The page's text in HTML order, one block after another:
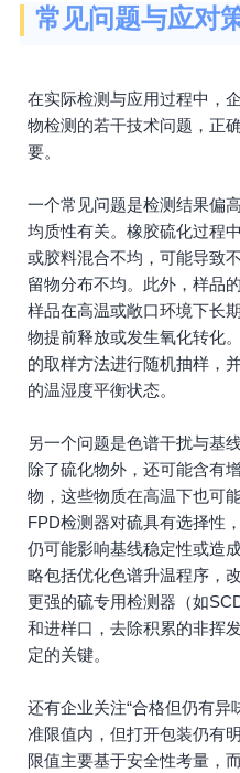
常见问题与应对
在实际检测与应用过程中，
物检测的若干技术问题，正
要。
一个常见问题是检测结果偏
均质性有关。橡胶硫化过程
或胶料混合不均，可能导致
留物分布不均。此外，样品
样品在高温或敞口环境下长
物提前释放或发生氧化转化
的取样方法进行随机抽样，
的温湿度平衡状态。
另一个问题是色谱干扰与基
除了硫化物外，还可能含有
物，这些物质在高温下也可
FPD检测器对硫具有选择性
仍可能影响基线稳定性或造
略包括优化色谱升温程序，
更强的硫专用检测器（如
和进样口，去除积累的非挥
定的关键。
还有企业关注“合格但仍有异
准限值内，但打开包装仍有
限值主要基于安全性考量，